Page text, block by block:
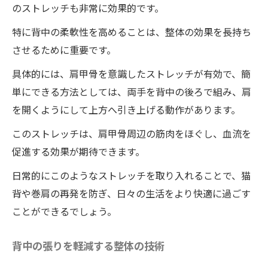
のストレッチも非常に効果的です。
特に背中の柔軟性を高めることは、整体の効果を長持ち
させるために重要です。
具体的には、肩甲骨を意識したストレッチが有効で、簡
単にできる方法としては、両手を背中の後ろで組み、肩
を開くようにして上方へ引き上げる動作があります。
このストレッチは、肩甲骨周辺の筋肉をほぐし、血流を
促進する効果が期待できます。
日常的にこのようなストレッチを取り入れることで、猫
背や巻肩の再発を防ぎ、日々の生活をより快適に過ごす
ことができるでしょう。
背中の張りを軽減する整体の技術